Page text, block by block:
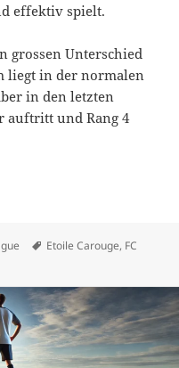
effektiv spielt.
grossen Unterschied
liegt in der normalen
in den letzten
auftritt und Rang 4
Schlussviertel-Stunde
Schlagwörter
Etoile Carouge, FC